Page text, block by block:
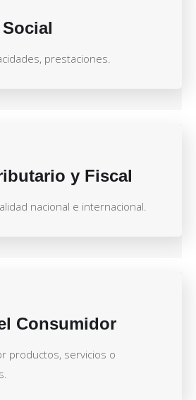
prestaciones.
y Fiscal
nacional e internacional.
Consumidor
productos, servicios o